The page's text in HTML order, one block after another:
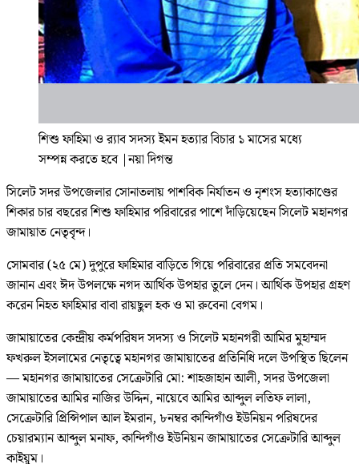
শিশু ফাহিমা ও র‍্যাব সদস্য ইমন হত্যার বিচার ১ মাসের মধ্যে
সম্পন্ন করতে হবে |নয়া দিগন্ত
সিলেট সদর উপজেলার সোনাতলায় পাশবিক নির্যাতন ও নৃশংস হত্যাকাণ্ডের
শিকার চার বছরের শিশু ফাহিমার পরিবারের পাশে দাঁড়িয়েছেন সিলেট মহানগর
জামায়াত নেতৃবৃন্দ।
সোমবার (২৫ মে) দুপুরে ফাহিমার বাড়িতে গিয়ে পরিবারের প্রতি সমবেদনা
জানান এবং ঈদ উপলক্ষে নগদ আর্থিক উপহার তুলে দেন। আর্থিক উপহার গ্রহণ
করেন নিহত ফাহিমার বাবা রায়ছুল হক ও মা রুবেনা বেগম।
জামায়াতের কেন্দ্রীয় কর্মপরিষদ সদস্য ও সিলেট মহানগরী আমির মুহাম্মদ
ফখরুল ইসলামের নেতৃত্বে মহানগর জামায়াতের প্রতিনিধি দলে উপস্থিত ছিলেন
— মহানগর জামায়াতের সেক্রেটারি মো: শাহজাহান আলী, সদর উপজেলা
জামায়াতের আমির নাজির উদ্দিন, নায়েবে আমির আব্দুল লতিফ লালা,
সেক্রেটারি প্রিন্সিপাল আল ইমরান, ৮নম্বর কান্দিগাঁও ইউনিয়ন পরিষদের
চেয়ারম্যান আব্দুল মনাফ, কান্দিগাঁও ইউনিয়ন জামায়াতের সেক্রেটারি আব্দুল
কাইয়ুম।